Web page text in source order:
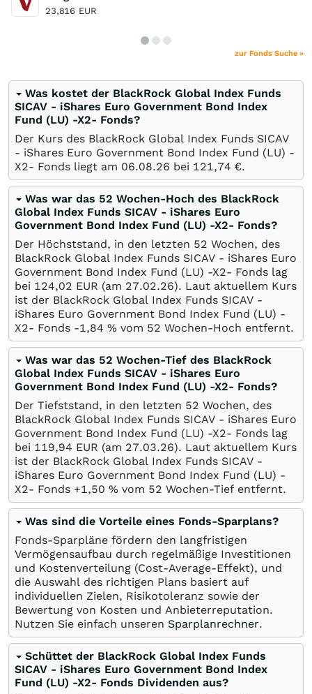
23,816 EUR
zur Fonds Suche »
Was kostet der BlackRock Global Index Funds
SICAV - iShares Euro Government Bond Index
Fund (LU) -X2- Fonds?
Der Kurs des BlackRock Global Index Funds SICAV
- iShares Euro Government Bond Index Fund (LU) -
X2- Fonds liegt am 06.08.26 bei 121,74 €.
Was war das 52 Wochen-Hoch des BlackRock
Global Index Funds SICAV - iShares Euro
Government Bond Index Fund (LU) -X2- Fonds?
Der Höchststand, in den letzten 52 Wochen, des
BlackRock Global Index Funds SICAV - iShares Euro
Government Bond Index Fund (LU) -X2- Fonds lag
bei 124,02 EUR (am 27.02.26). Laut aktuellem Kurs
ist der BlackRock Global Index Funds SICAV -
iShares Euro Government Bond Index Fund (LU) -
X2- Fonds -1,84 % vom 52 Wochen-Hoch entfernt.
Was war das 52 Wochen-Tief des BlackRock
Global Index Funds SICAV - iShares Euro
Government Bond Index Fund (LU) -X2- Fonds?
Der Tiefststand, in den letzten 52 Wochen, des
BlackRock Global Index Funds SICAV - iShares Euro
Government Bond Index Fund (LU) -X2- Fonds lag
bei 119,94 EUR (am 27.03.26). Laut aktuellem Kurs
ist der BlackRock Global Index Funds SICAV -
iShares Euro Government Bond Index Fund (LU) -
X2- Fonds +1,50 % vom 52 Wochen-Tief entfernt.
Was sind die Vorteile eines Fonds-Sparplans?
Fonds-Sparpläne fördern den langfristigen
Vermögensaufbau durch regelmäßige Investitionen
und Kostenverteilung (Cost-Average-Effekt), und
die Auswahl des richtigen Plans basiert auf
individuellen Zielen, Risikotoleranz sowie der
Bewertung von Kosten und Anbieterreputation.
Nutzen Sie einfach unseren Sparplanrechner.
Schüttet der BlackRock Global Index Funds
SICAV - iShares Euro Government Bond Index
Fund (LU) -X2- Fonds Dividenden aus?